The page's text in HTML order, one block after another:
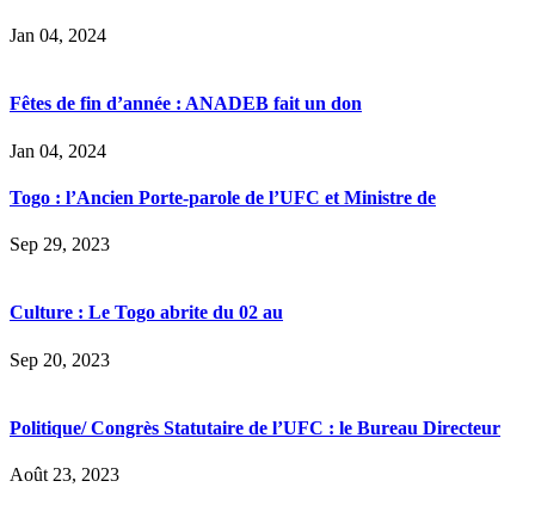
Jan 04, 2024
Fêtes de fin d’année : ANADEB fait un don
Jan 04, 2024
Togo : l’Ancien Porte-parole de l’UFC et Ministre de
Sep 29, 2023
Culture : Le Togo abrite du 02 au
Sep 20, 2023
Politique/ Congrès Statutaire de l’UFC : le Bureau Directeur
Août 23, 2023